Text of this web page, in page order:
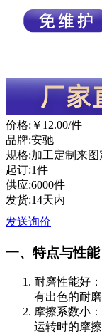
价格: ￥12.00/件
品牌:安驰
规格:加工定制来图
起订:1件
供应:6000件
发货:14天内
发送询价
一、特点与性能
耐磨性能好
有出色的耐
摩擦系数小
运转时的摩